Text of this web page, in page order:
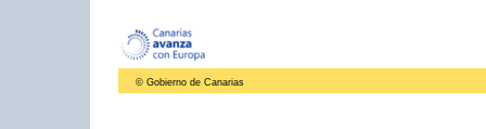
© Gobierno de Canarias